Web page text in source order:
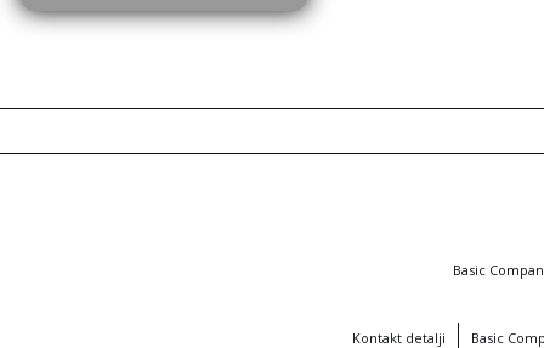
Basic
Kontakt detalji Basic